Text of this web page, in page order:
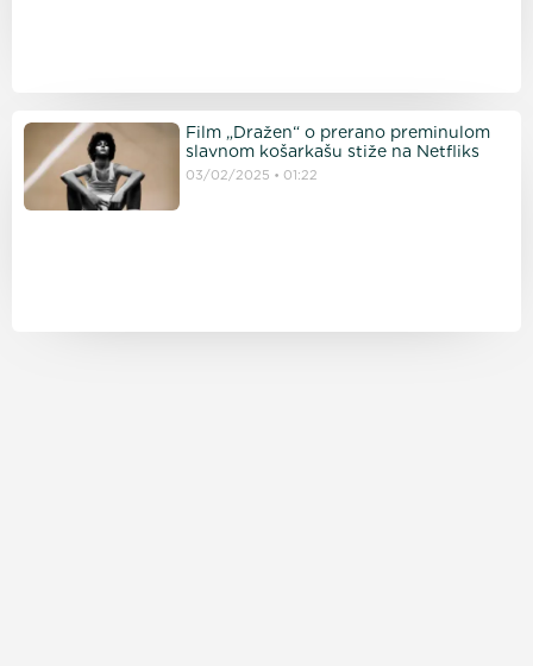
Film „Dražen“ o prerano preminulom
slavnom košarkašu stiže na Netfliks
03/02/2025 01:22